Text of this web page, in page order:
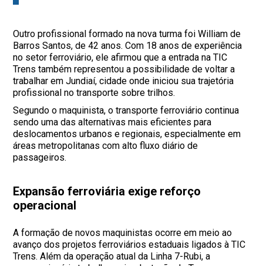
Outro profissional formado na nova turma foi William de
Barros Santos, de 42 anos. Com 18 anos de experiência
no setor ferroviário, ele afirmou que a entrada na TIC
Trens também representou a possibilidade de voltar a
trabalhar em Jundiaí, cidade onde iniciou sua trajetória
profissional no transporte sobre trilhos.
Segundo o maquinista, o transporte ferroviário continua
sendo uma das alternativas mais eficientes para
deslocamentos urbanos e regionais, especialmente em
áreas metropolitanas com alto fluxo diário de
passageiros.
Expansão ferroviária exige reforço
operacional
A formação de novos maquinistas ocorre em meio ao
avanço dos projetos ferroviários estaduais ligados à TIC
Trens. Além da operação atual da Linha 7-Rubi, a